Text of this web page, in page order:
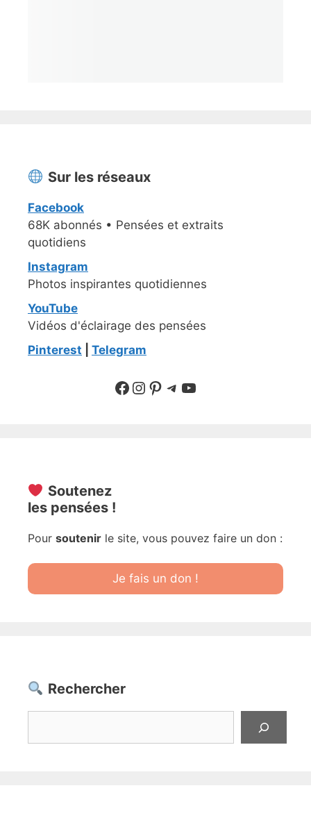
Sur les réseaux
Facebook
68K abonnés • Pensées et extraits
quotidiens
Instagram
Photos inspirantes quotidiennes
YouTube
Vidéos d'éclairage des pensées
Pinterest
Telegram
Suivre sur Facebook
Suivre sur Instagram
Pinterest
Sur Telegram
YouTube
Soutenez
les pensées !
Pour soutenir le site, vous pouvez faire un don :
Je fais un don !
Rechercher